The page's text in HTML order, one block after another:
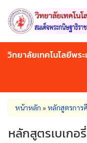
main
content
วิทยาลัยเทคโนโลยีพร
You
are
here
หน้าหลัก »หลักสูตรการ
หลักสูตรเบเกอ